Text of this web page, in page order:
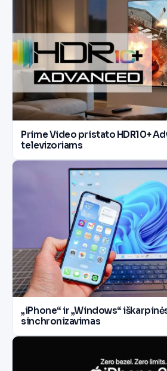
Prime Video pristato HDR10+
televizoriams
„iPhone“ ir „Windows“
sinchronizavimas